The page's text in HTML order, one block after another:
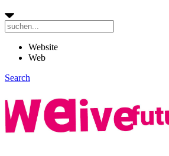
Website
Web
Search